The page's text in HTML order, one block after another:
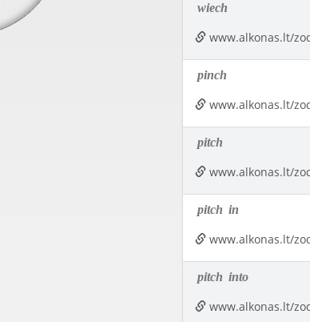
wiech
www.alkonas.lt/
pinch
www.alkonas.lt/
pitch
www.alkonas.lt/
pitch in
www.alkonas.lt/
pitch into
www.alkonas.lt/